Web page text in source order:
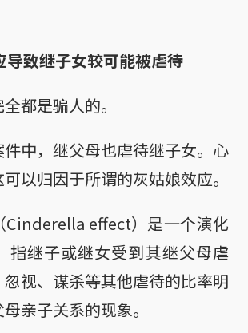
导致继子女较可能被虐待
都是骗人的。
中，继父母也虐待继子女。心
以归因于所谓的灰姑娘效应。
Cinderella effect）是一个演化
指继子或继女受到其继父母虐
视、谋杀等其他虐待的比率明
亲子关系的现象。